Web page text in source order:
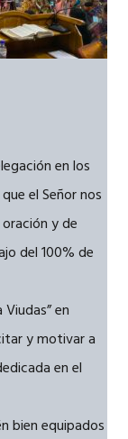
en los
el Señor nos
y de
del 100% de
en
y motivar a
en el
bien equipados